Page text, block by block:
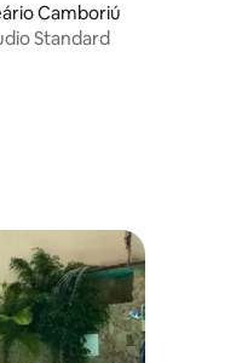
: 4,38 sur 5
Camboriú
Standard